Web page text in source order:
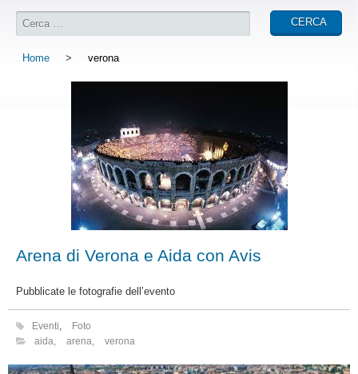
Home > verona
Arena di Verona e Aida con Avis
Pubblicate le fotografie dell’evento
Eventi
Foto
aida
arena verona